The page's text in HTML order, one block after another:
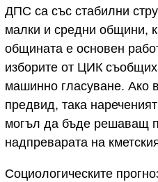
ДПС са със стабилни
малки и средни общини,
общината е основен
изборите от ЦИК
машинно гласуване. Ако
предвид, така
могъл да бъде решаващ
надпреварата на
Социологическите